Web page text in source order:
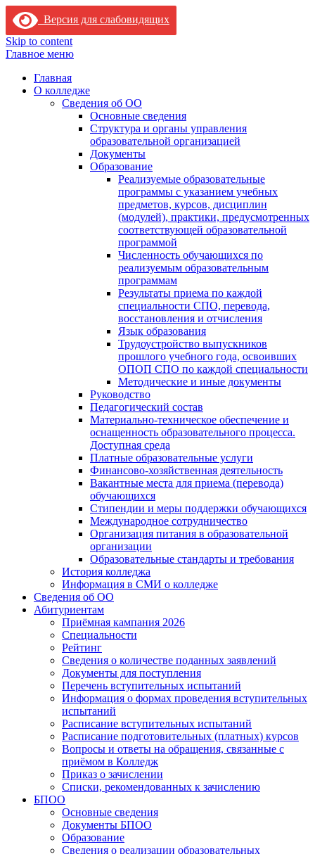
Версия для слабовидящих
Skip to content
Главное меню
Главная
О колледже
Сведения об ОО
Основные сведения
Структура и органы управления
образовательной организацией
Документы
Образование
Реализуемые образовательные
программы с указанием учебных
предметов, курсов, дисциплин
(модулей), практики, предусмотренных
соответствующей образовательной
программой
Численность обучающихся по
реализуемым образовательным
программам
Результаты приема по каждой
специальности СПО, перевода,
восстановления и отчисления
Язык образования
Трудоустройство выпускников
прошлого учебного года, освоивших
ОПОП СПО по каждой специальности
Методические и иные документы
Руководство
Педагогический состав
Материально-техническое обеспечение и
оснащенность образовательного процесса.
Доступная среда
Платные образовательные услуги
Финансово-хозяйственная деятельность
Вакантные места для приема (перевода)
обучающихся
Стипендии и меры поддержки обучающихся
Международное сотрудничество
Организация питания в образовательной
организации
Образовательные стандарты и требования
История колледжа
Информация в СМИ о колледже
Сведения об ОО
Абитуриентам
Приёмная кампания 2026
Специальности
Рейтинг
Сведения о количестве поданных заявлений
Документы для поступления
Перечень вступительных испытаний
Информация о формах проведения вступительных
испытаний
Расписание вступительных испытаний
Расписание подготовительных (платных) курсов
Вопросы и ответы на обращения, связанные с
приёмом в Колледж
Приказ о зачислении
Списки, рекомендованных к зачислению
БПОО
Основные сведения
Документы БПОО
Образование
Сведения о реализации образовательных